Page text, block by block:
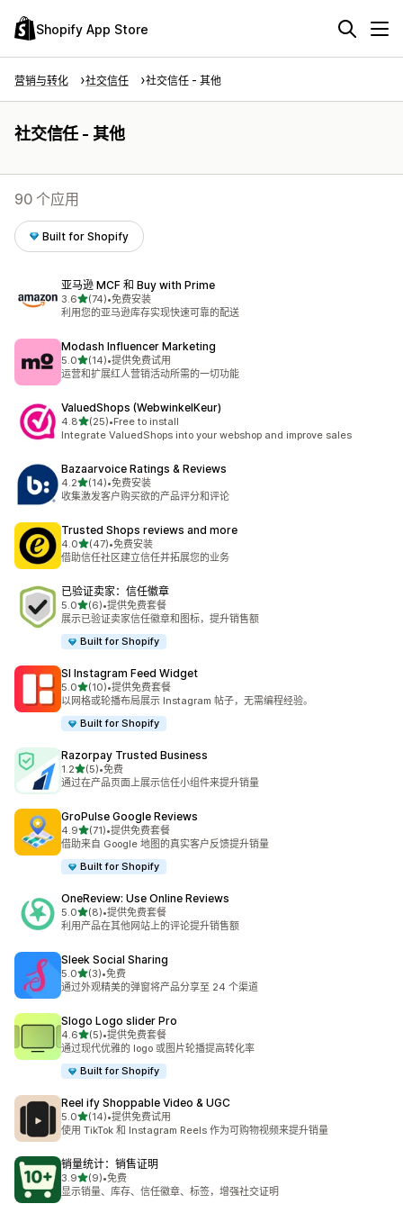
Shopify App Store
营销与转化 社交信任 社交信任 - 其他
社交信任 - 其他
90 个应用
Built for Shopify
亚马逊 MCF 和 Buy with Prime
3.6星（满分 5 星）
(74)
总共 74 条评论
•免费安装
利用您的亚马逊库存实现快速可靠的配送
Modash Influencer Marketing
5.0星（满分 5 星）
(14)
总共 14 条评论
•提供免费试用
运营和扩展红人营销活动所需的一切功能
ValuedShops (WebwinkelKeur)
4.8星（满分 5 星）
(25)
总共 25 条评论
•Free to install
Integrate ValuedShops into your webshop and improve sales
Bazaarvoice Ratings & Reviews
4.2星（满分 5 星）
(14)
总共 14 条评论
•免费安装
收集激发客户购买欲的产品评分和评论
Trusted Shops reviews and more
4.0星（满分 5 星）
(47)
总共 47 条评论
•免费安装
借助信任社区建立信任并拓展您的业务
已验证卖家：信任徽章
5.0星（满分 5 星）
(6)
总共 6 条评论
•提供免费套餐
展示已验证卖家信任徽章和图标，提升销售额
Built for Shopify
SI Instagram Feed Widget
5.0星（满分 5 星）
(10)
总共 10 条评论
•提供免费套餐
以网格或轮播布局展示 Instagram 帖子，无需编程经验。
Built for Shopify
Razorpay Trusted Business
1.2星（满分 5 星）
(5)
总共 5 条评论
•免费
通过在产品页面上展示信任小组件来提升销量
GroPulse Google Reviews
4.9星（满分 5 星）
(71)
总共 71 条评论
•提供免费套餐
借助来自 Google 地图的真实客户反馈提升销量
Built for Shopify
OneReview: Use Online Reviews
5.0星（满分 5 星）
(8)
总共 8 条评论
•提供免费套餐
利用产品在其他网站上的评论提升销售额
Sleek Social Sharing
5.0星（满分 5 星）
(3)
总共 3 条评论
•免费
通过外观精美的弹窗将产品分享至 24 个渠道
Slogo Logo slider Pro
4.6星（满分 5 星）
(5)
总共 5 条评论
•提供免费套餐
通过现代优雅的 logo 或图片轮播提高转化率
Built for Shopify
Reel ify Shoppable Video & UGC
5.0星（满分 5 星）
(14)
总共 14 条评论
•提供免费试用
使用 TikTok 和 Instagram Reels 作为可购物视频来提升销量
销量统计：销售证明
3.9星（满分 5 星）
(9)
总共 9 条评论
•免费
显示销量、库存、信任徽章、标签，增强社交证明